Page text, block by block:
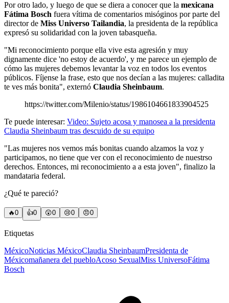
Por otro lado, y luego de que se diera a conocer que la mexicana
Fátima Bosch fuera vítima de comentarios misóginos por parte del
director de Miss Universo Tailandia, la presidenta de la república
expresó su solidaridad con la joven tabasqueña.
"Mi reconocimiento porque ella vive esta agresión y muy
dignamente dice 'no estoy de acuerdo', y me parece un ejemplo de
cómo las mujeres debemos levantar la voz en todos los eventos
públicos. Fíjense la frase, esto que nos decían a las mujeres: calladita
te ves más bonita", externó Claudia Sheinbaum.
https://twitter.com/Milenio/status/1986104661833904525
Te puede interesar: Video: Sujeto acosa y manosea a la presidenta
Claudia Sheinbaum tras descuido de su equipo
"Las mujeres nos vemos más bonitas cuando alzamos la voz y
participamos, no tiene que ver con el reconocimiento de nuestrso
derechos. Entonces, mi reconocimiento a a esta joven", finalizo la
mandataria federal.
¿Qué te pareció?
🔥0 👍0 😲0 😢0 😠0
Etiquetas
MéxicoNoticias MéxicoClaudia SheinbaumPresidenta de
Méxicomañanera del puebloAcoso SexualMiss UniversoFátima
Bosch